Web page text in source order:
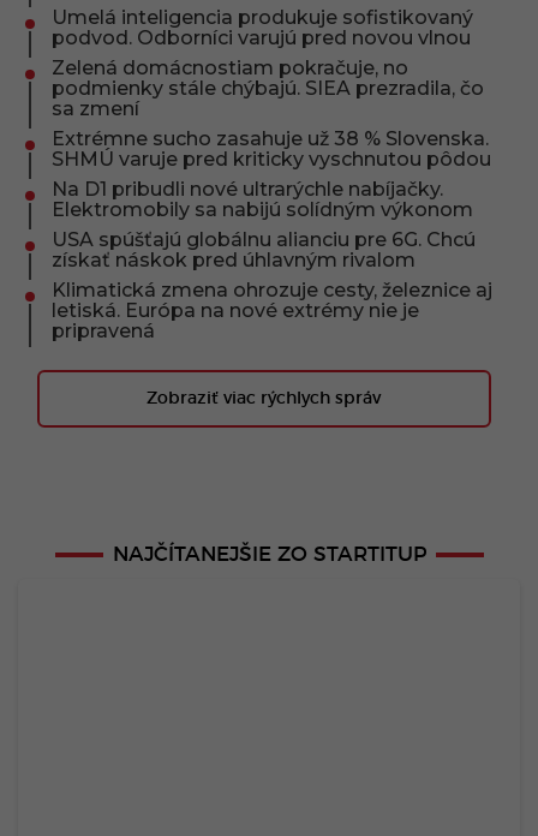
Umelá inteligencia produkuje sofistikovaný
podvod. Odborníci varujú pred novou vlnou
Zelená domácnostiam pokračuje, no
podmienky stále chýbajú. SIEA prezradila, čo
sa zmení
Extrémne sucho zasahuje už 38 % Slovenska.
SHMÚ varuje pred kriticky vyschnutou pôdou
Na D1 pribudli nové ultrarýchle nabíjačky.
Elektromobily sa nabijú solídným výkonom
USA spúšťajú globálnu alianciu pre 6G. Chcú
získať náskok pred úhlavným rivalom
Klimatická zmena ohrozuje cesty, železnice aj
letiská. Európa na nové extrémy nie je
pripravená
Zobraziť viac rýchlych správ
NAJČÍTANEJŠIE ZO STARTITUP